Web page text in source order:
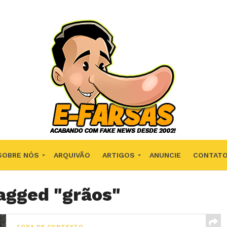
NÓS ARQUIVÃO ARTIGOS ANUNCIE CONTATO
"grãos"